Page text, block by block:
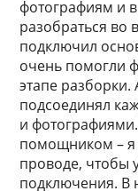
фотографиям и
разобраться во
подключил
очень помогли
этапе
подсоединял
и
помощником – я
проводе, чтобы
подключения. В